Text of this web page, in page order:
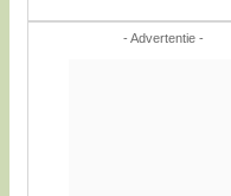
- Advertentie -